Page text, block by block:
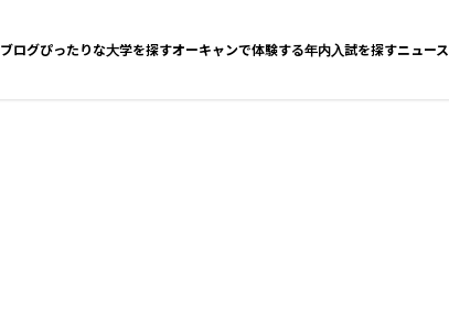
ブログぴったりな大学を探すオーキャンで体験する年内入試を探すニュース